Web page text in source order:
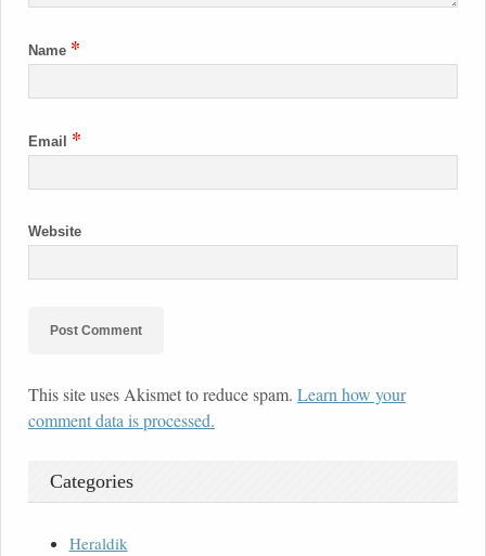
Name *
Email *
Website
This site uses Akismet to reduce spam. Learn how your
comment data is processed.
Categories
Heraldik